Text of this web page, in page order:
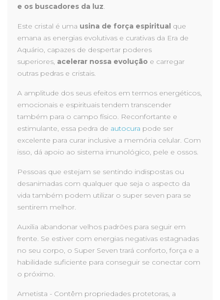
e os buscadores da luz.
Este cristal é uma usina de força espiritual que
emana as energias evolutivas e curativas da Era de
Aquário, capazes de despertar poderes
superiores, acelerar nossa evolução e carregar
outras pedras e cristais.
A amplitude dos seus efeitos em termos energéticos,
emocionais e espirituais tendem transcender
também para o campo físico. Reconfortante e
estimulante, essa pedra de autocura pode ser
excelente para curar inclusive a memória celular. Com
isso, dá apoio ao sistema imunológico, pele e ossos.
Pessoas que estejam se sentindo indispostas ou
desanimadas com qualquer que seja o aspecto da
vida também podem utilizar o super seven para se
sentirem melhor.
Auxilia abandonar velhos padrões para seguir em
frente. Se estiver com energias negativas estagnadas
no seu corpo, o Super Seven trará conforto, força e a
habilidade suficiente para conseguir se conectar com
o próximo.
Ametista - Contêm propriedades protetoras, a